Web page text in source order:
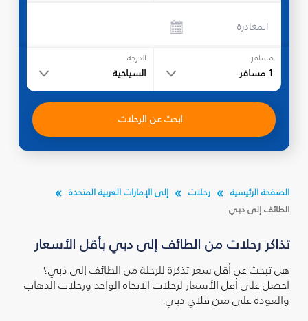
المغادرة
مسافر
1 مسافر
الدرجة
السياحية
ابحث عن الرحلات
الصفحة الرئيسية رحلات
إلى الإمارات العربية المتحدة
الطائف إلى دبي
تذاكر رحلات من الطائف إلى دبي بأقل الأسعار
هل تبحث عن أقل سعر تذكرة للرحلة من الطائف إلى دبي؟
احصل على أقل الأسعار لرحلات الاتجاه الواحد ورحلات الذهاب
والعودة على متن فلاي دبي.